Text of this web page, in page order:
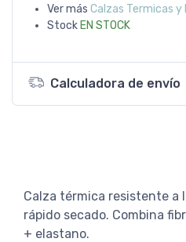
Ver más Calzas Termicas
Stock EN STOCK
Calculadora de envío
Calza térmica resistente a
rápido secado. Combina
+ elastano.